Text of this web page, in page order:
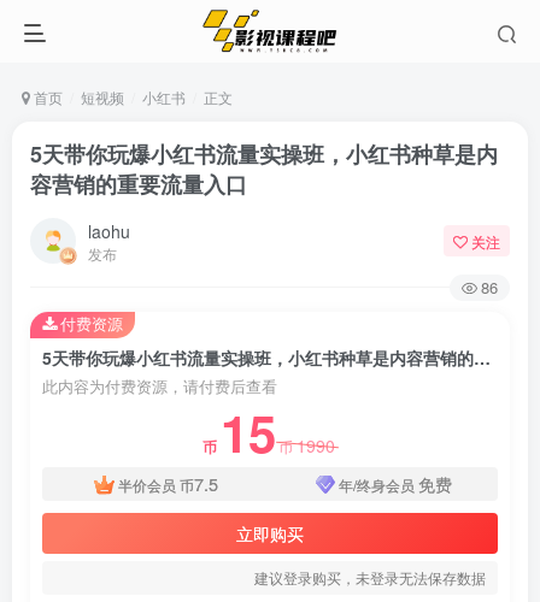
首页 短视频 小红书 正文
5天带你玩爆小红书流量实操班，小红书种草是内
容营销的重要流量入口
laohu
发布
关注
86
5天带你玩爆小红书流量实操班，小红书种草是内容营销的重要流量入口
此内容为付费资源，请付费后查看
币 15币1990
半价会员 币7.5 年/终身会员 免费
立即购买
建议登录购买，未登录无法保存数据
付费资源